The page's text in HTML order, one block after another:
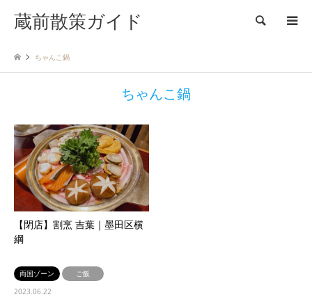
蔵前散策ガイド 検索
ちゃんこ鍋
ちゃんこ鍋
【閉店】割烹 吉葉｜墨田区横
綱
両国ゾーン
ご飯
2023.06.22